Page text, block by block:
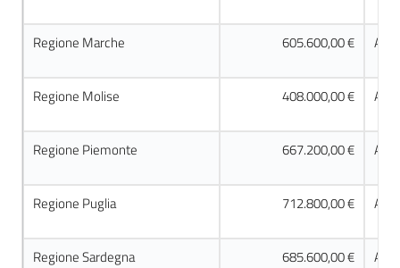
Regione Marche 605.600,00 €
Regione Molise 408.000,00 €
Regione Piemonte 667.200,00 €
Regione Puglia 712.800,00 €
Regione Sardegna 685.600,00 €